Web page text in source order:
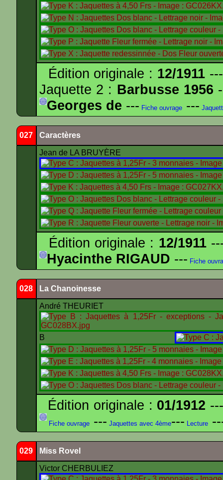
Édition originale : 12/1911
Jaquette 2 : Barbusse 1956
Georges de --- Fiche ouvrage ---
027 Caractères
Jean de LA BRUYÈRE
Édition originale : 12/1911
Hyacinthe RIGAUD --- Fiche
028 La Chanoinesse
André THEURIET
B
Édition originale : 01/1912
Fiche ouvrage --- Jaquettes avec 4ème--- Lecture
029 Miss Rovel
Victor CHERBULIEZ